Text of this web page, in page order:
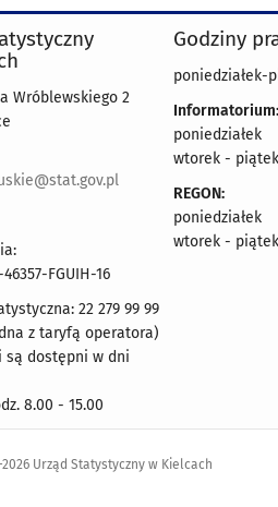
Wróblewskiego 2
46357-FGUIH-16
22 279 99 99
z taryfą operatora)
są dostępni w dni
8.00 - 15.00
Godziny
poniedziałek-
Informatorium:
poniedziałek
wtorek -
REGON:
poniedziałek
wtorek -
Urząd Statystyczny w Kielcach